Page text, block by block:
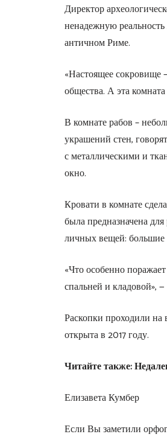
Директор
ненадежную
античном Риме.
«Настоящее сокровище
общества. А эта
В комнате рабов –
украшений стен,
с металлическими и
окно.
Кровати в комнате
была предназначена
личных вещей:
«Что особенно
спальней и кладовой»,
Раскопки проходили
открыта в 2017 году.
Читайте также:
Елизавета Кумбер
Если Вы заметили